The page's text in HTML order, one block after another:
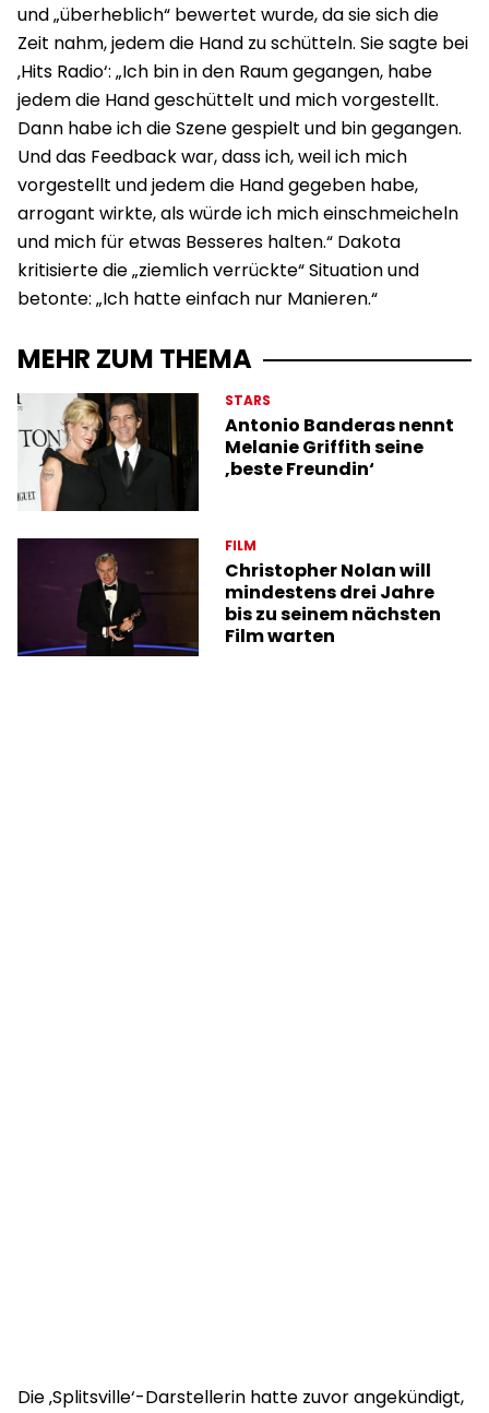
und „überheblich“ bewertet wurde, da sie sich die
Zeit nahm, jedem die Hand zu schütteln. Sie sagte bei
‚Hits Radio‘: „Ich bin in den Raum gegangen, habe
jedem die Hand geschüttelt und mich vorgestellt.
Dann habe ich die Szene gespielt und bin gegangen.
Und das Feedback war, dass ich, weil ich mich
vorgestellt und jedem die Hand gegeben habe,
arrogant wirkte, als würde ich mich einschmeicheln
und mich für etwas Besseres halten.“ Dakota
kritisierte die „ziemlich verrückte“ Situation und
betonte: „Ich hatte einfach nur Manieren.“
MEHR ZUM THEMA
STARS
Antonio Banderas nennt
Melanie Griffith seine
‚beste Freundin‘
FILM
Christopher Nolan will
mindestens drei Jahre
bis zu seinem nächsten
Film warten
Die ‚Splitsville‘-Darstellerin hatte zuvor angekündigt,